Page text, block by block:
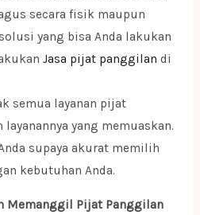
secara fisik maupun
yang bisa Anda lakukan
Jasa pijat panggilan di
semua layanan pijat
yang memuaskan.
supaya akurat memilih
kebutuhan Anda.
Memanggil Pijat Panggilan